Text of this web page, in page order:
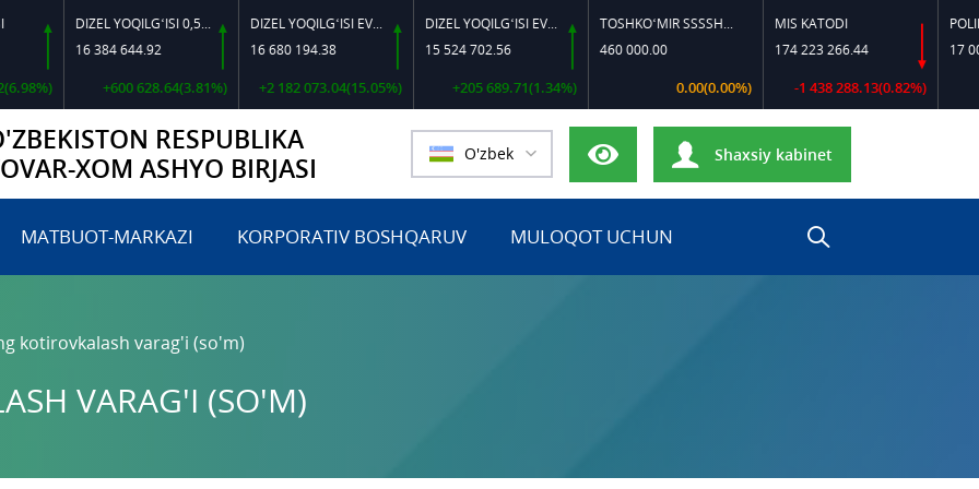
DIZEL YOQILG‘ISI 0,5-40
16 384 644.92
+600 628.64(3.81%)
DIZEL YOQILG‘ISI EVRO L-K-4
16 680 194.38
+2 182 073.04(15.05%)
DIZEL YOQILG‘ISI EVRO-L II K-4 SSDF
15 524 702.56
+205 689.71(1.34%)
TOSHKO‘MIR SSSSH-13
460 000.00
0.00(0.00%)
MIS KATODI
174 223 266.44
-1 438 288.13(0.82%)
17 000
RESPUBLIKA
XOM ASHYO BIRJASI
O'zbek Shaxsiy kabinet
MATBUOT-MARKAZI KORPORATIV BOSHQARUV MULOQOT UCHUN
kotirovkalash varag'i (so'm)
VARAG'I (SO'M)